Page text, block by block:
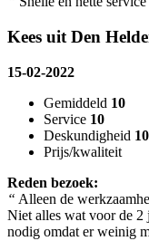
Kees uit Den
15-02-2022
Gemiddeld 10
Service 10
Deskundigheid 10
Prijs/kwaliteit
Reden bezoek:
“ Alleen de
Niet alles wat voor de 2
nodig omdat er weinig